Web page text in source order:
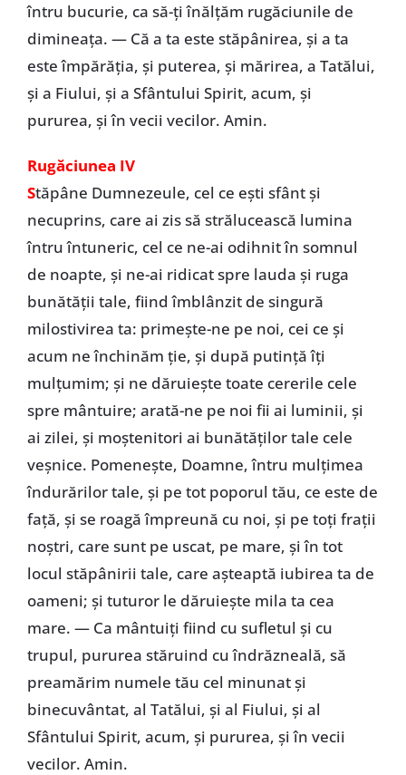
întru bucurie, ca să-ţi înălţăm rugăciunile de
dimineaţa. — Că a ta este stăpânirea, şi a ta
este împărăţia, şi puterea, şi mărirea, a Tatălui,
şi a Fiului, şi a Sfântului Spirit, acum, şi
pururea, şi în vecii vecilor. Amin.
Rugăciunea IV
Stăpâne Dumnezeule, cel ce eşti sfânt şi
necuprins, care ai zis să strălucească lumina
întru întuneric, cel ce ne-ai odihnit în somnul
de noapte, şi ne-ai ridicat spre lauda şi ruga
bunătăţii tale, fiind îmblânzit de singură
milostivirea ta: primeşte-ne pe noi, cei ce şi
acum ne închinăm ţie, şi după putinţă îţi
mulţumim; şi ne dăruieşte toate cererile cele
spre mântuire; arată-ne pe noi fii ai luminii, şi
ai zilei, şi moştenitori ai bunătăţilor tale cele
veşnice. Pomeneşte, Doamne, întru mulţimea
îndurărilor tale, şi pe tot poporul tău, ce este de
faţă, şi se roagă împreună cu noi, şi pe toţi fraţii
noştri, care sunt pe uscat, pe mare, şi în tot
locul stăpânirii tale, care aşteaptă iubirea ta de
oameni; şi tuturor le dăruieşte mila ta cea
mare. — Ca mântuiţi fiind cu sufletul şi cu
trupul, pururea stăruind cu îndrăzneală, să
preamărim numele tău cel minunat şi
binecuvântat, al Tatălui, şi al Fiului, şi al
Sfântului Spirit, acum, şi pururea, şi în vecii
vecilor. Amin.